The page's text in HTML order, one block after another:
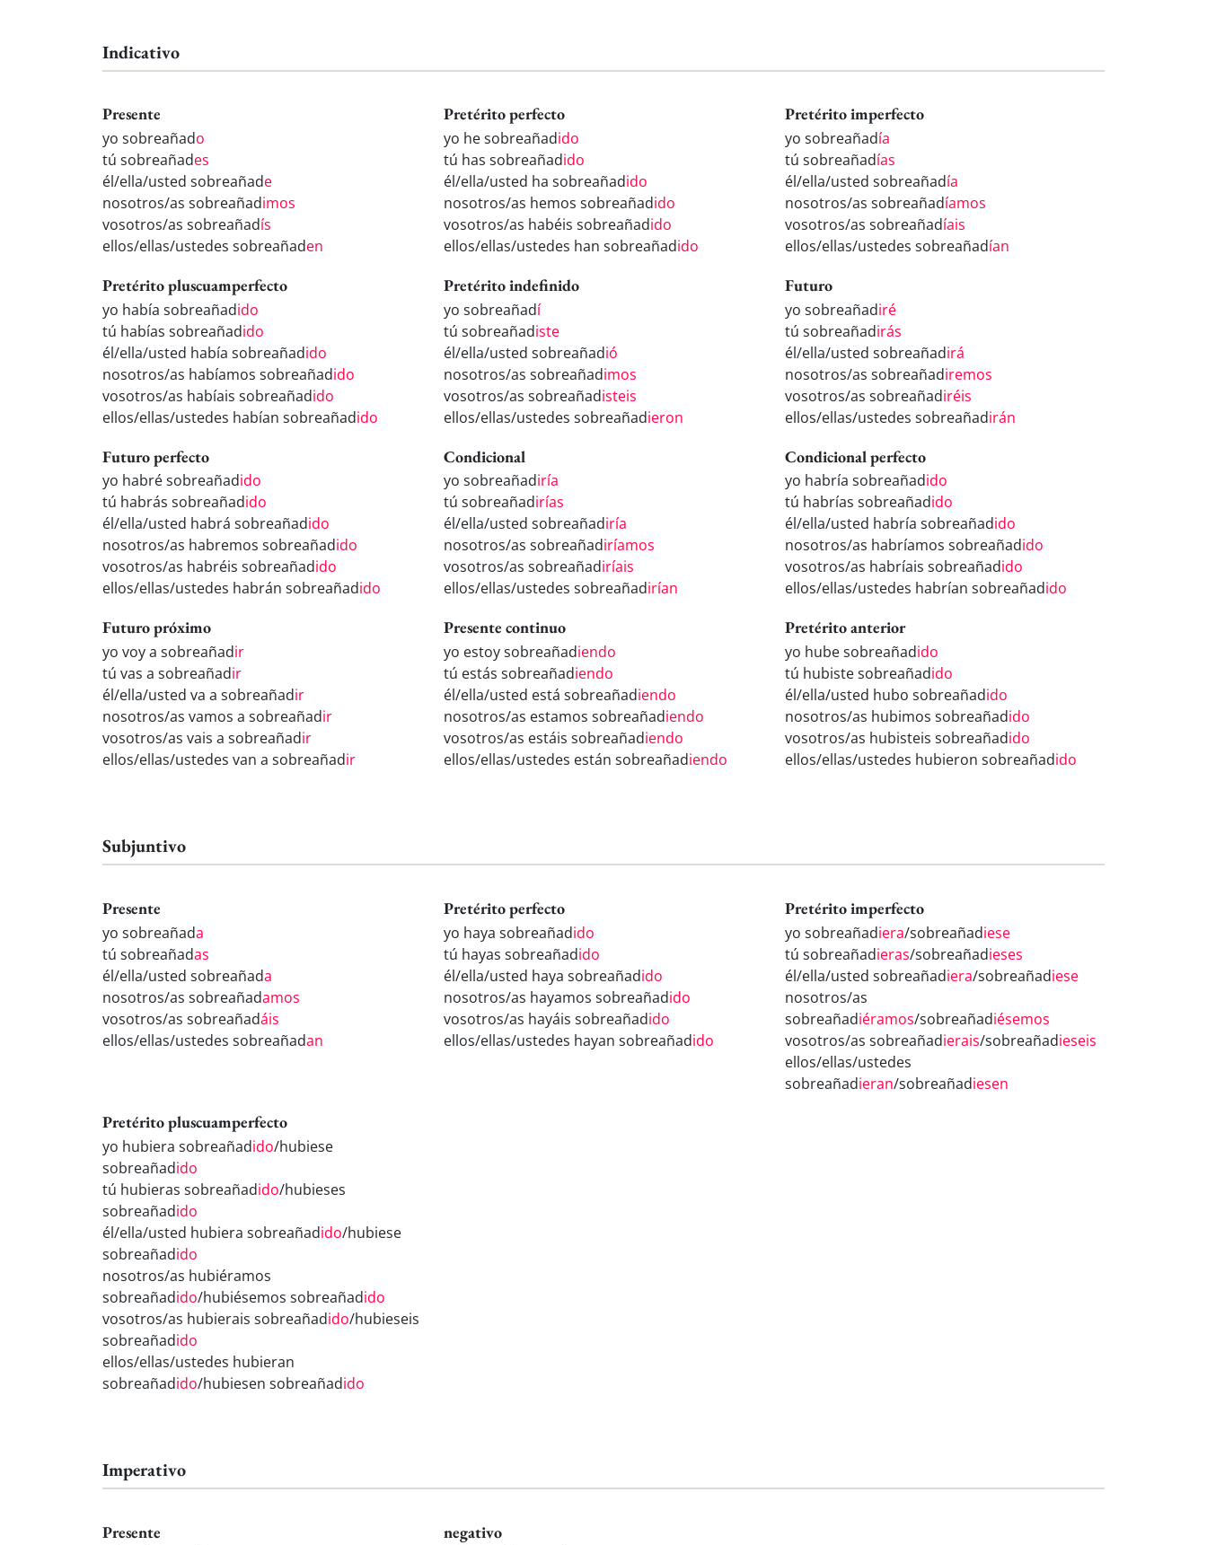
Indicativo
Presente
yo sobreañado
tú sobreañades
él/ella/usted sobreañade
nosotros/as sobreañadimos
vosotros/as sobreañadís
ellos/ellas/ustedes sobreañaden
Pretérito perfecto
yo he sobreañadido
tú has sobreañadido
él/ella/usted ha sobreañadido
nosotros/as hemos sobreañadido
vosotros/as habéis sobreañadido
ellos/ellas/ustedes han sobreañadido
Pretérito imperfecto
yo sobreañadía
tú sobreañadías
él/ella/usted sobreañadía
nosotros/as sobreañadíamos
vosotros/as sobreañadíais
ellos/ellas/ustedes sobreañadían
Pretérito pluscuamperfecto
yo había sobreañadido
tú habías sobreañadido
él/ella/usted había sobreañadido
nosotros/as habíamos sobreañadido
vosotros/as habíais sobreañadido
ellos/ellas/ustedes habían sobreañadido
Pretérito indefinido
yo sobreañadí
tú sobreañadiste
él/ella/usted sobreañadió
nosotros/as sobreañadimos
vosotros/as sobreañadisteis
ellos/ellas/ustedes sobreañadieron
Futuro
yo sobreañadiré
tú sobreañadirás
él/ella/usted sobreañadirá
nosotros/as sobreañadiremos
vosotros/as sobreañadiréis
ellos/ellas/ustedes sobreañadirán
Futuro perfecto
yo habré sobreañadido
tú habrás sobreañadido
él/ella/usted habrá sobreañadido
nosotros/as habremos sobreañadido
vosotros/as habréis sobreañadido
ellos/ellas/ustedes habrán sobreañadido
Condicional
yo sobreañadiría
tú sobreañadirías
él/ella/usted sobreañadiría
nosotros/as sobreañadiríamos
vosotros/as sobreañadiríais
ellos/ellas/ustedes sobreañadirían
Condicional perfecto
yo habría sobreañadido
tú habrías sobreañadido
él/ella/usted habría sobreañadido
nosotros/as habríamos sobreañadido
vosotros/as habríais sobreañadido
ellos/ellas/ustedes habrían sobreañadido
Futuro próximo
yo voy a sobreañadir
tú vas a sobreañadir
él/ella/usted va a sobreañadir
nosotros/as vamos a sobreañadir
vosotros/as vais a sobreañadir
ellos/ellas/ustedes van a sobreañadir
Presente continuo
yo estoy sobreañadiendo
tú estás sobreañadiendo
él/ella/usted está sobreañadiendo
nosotros/as estamos sobreañadiendo
vosotros/as estáis sobreañadiendo
ellos/ellas/ustedes están sobreañadiendo
Pretérito anterior
yo hube sobreañadido
tú hubiste sobreañadido
él/ella/usted hubo sobreañadido
nosotros/as hubimos sobreañadido
vosotros/as hubisteis sobreañadido
ellos/ellas/ustedes hubieron sobreañadido
Subjuntivo
Presente
yo sobreañada
tú sobreañadas
él/ella/usted sobreañada
nosotros/as sobreañadamos
vosotros/as sobreañadáis
ellos/ellas/ustedes sobreañadan
Pretérito perfecto
yo haya sobreañadido
tú hayas sobreañadido
él/ella/usted haya sobreañadido
nosotros/as hayamos sobreañadido
vosotros/as hayáis sobreañadido
ellos/ellas/ustedes hayan sobreañadido
Pretérito imperfecto
yo sobreañadiera/sobreañadiese
tú sobreañadieras/sobreañadieses
él/ella/usted sobreañadiera/sobreañadiese
nosotros/as
sobreañadiéramos/sobreañadiésemos
vosotros/as sobreañadierais/sobreañadieseis
ellos/ellas/ustedes
sobreañadieran/sobreañadiesen
Pretérito pluscuamperfecto
yo hubiera sobreañadido/hubiese
sobreañadido
tú hubieras sobreañadido/hubieses
sobreañadido
él/ella/usted hubiera sobreañadido/hubiese
sobreañadido
nosotros/as hubiéramos
sobreañadido/hubiésemos sobreañadido
vosotros/as hubierais sobreañadido/hubieseis
sobreañadido
ellos/ellas/ustedes hubieran
sobreañadido/hubiesen sobreañadido
Imperativo
Presente negativo